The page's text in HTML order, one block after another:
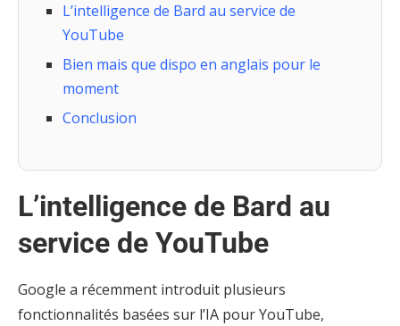
L’intelligence de Bard au service de
YouTube
Bien mais que dispo en anglais pour le
moment
Conclusion
L’intelligence de Bard au
service de YouTube
Google a récemment introduit plusieurs
fonctionnalités basées sur l’IA pour YouTube,